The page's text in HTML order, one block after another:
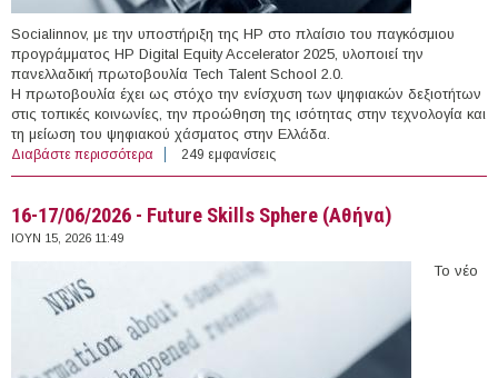
Socialinnov, με την υποστήριξη της HP στο πλαίσιο του παγκόσμιου
προγράμματος HP Digital Equity Accelerator 2025, υλοποιεί την
πανελλαδική πρωτοβουλία Tech Talent School 2.0.
Η πρωτοβουλία έχει ως στόχο την ενίσχυση των ψηφιακών δεξιοτήτων
στις τοπικές κοινωνίες, την προώθηση της ισότητας στην τεχνολογία και
τη μείωση του ψηφιακού χάσματος στην Ελλάδα.
Διαβάστε περισσότερα για Socialinnov - Tech Talent School 2.0: Μαθήματα
ψηφιακών δεξιοτήτων
249 εμφανίσεις
16-17/06/2026 - Future Skills Sphere (Αθήνα)
ΙΟΥΝ 15, 2026 11:49
Το νέο